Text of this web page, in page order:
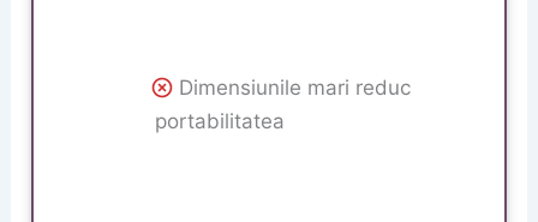
Dimensiunile mari reduc
portabilitatea